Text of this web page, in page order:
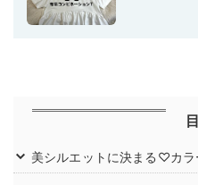
美シルエットに決まる♡カラ